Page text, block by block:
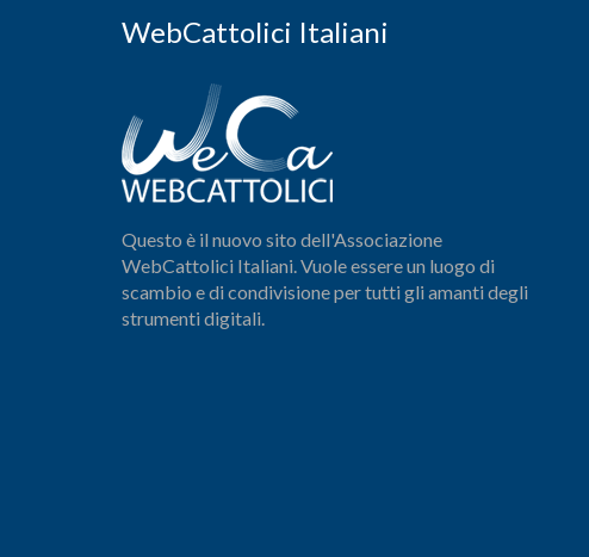
WebCattolici Italiani
Questo è il nuovo sito dell'Associazione
WebCattolici Italiani. Vuole essere un luogo di
scambio e di condivisione per tutti gli amanti degli
strumenti digitali.